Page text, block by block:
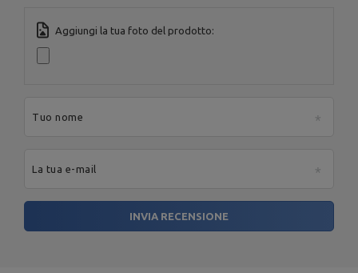
Aggiungi la tua foto del prodotto:
Tuo nome
La tua e-mail
INVIA RECENSIONE